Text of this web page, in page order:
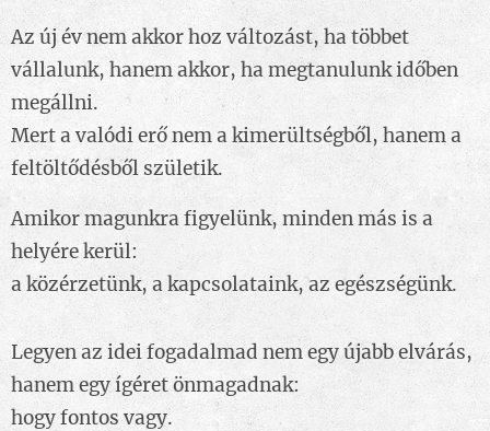
Az új év nem akkor hoz változást, ha többet
vállalunk, hanem akkor, ha megtanulunk időben
megállni.
Mert a valódi erő nem a kimerültségből, hanem a
feltöltődésből születik.
Amikor magunkra figyelünk, minden más is a
helyére kerül:
a közérzetünk, a kapcsolataink, az egészségünk.
Legyen az idei fogadalmad nem egy újabb elvárás,
hanem egy ígéret önmagadnak:
hogy fontos vagy.